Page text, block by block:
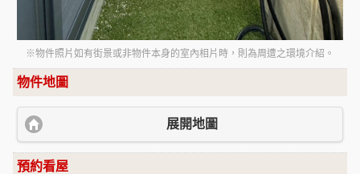
※物件照片如有街景或非物件本身的室內相片時，則為周遭之環境介紹。
物件地圖
展開地圖
預約看屋